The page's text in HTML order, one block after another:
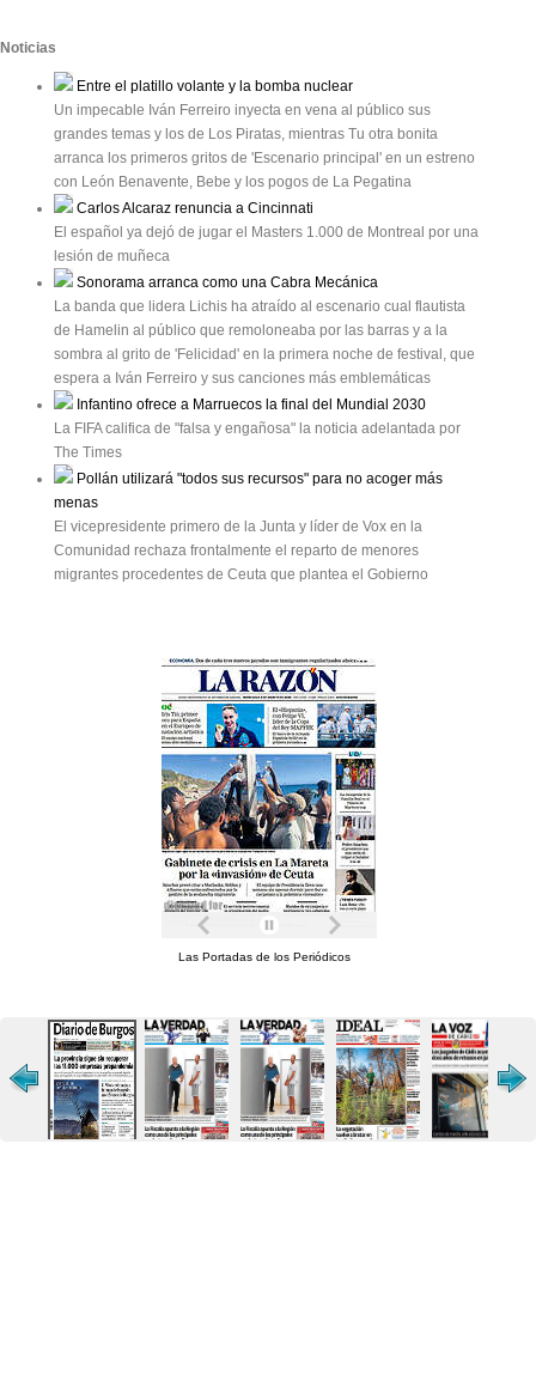
Noticias
Entre el platillo volante y la bomba nuclear
Un impecable Iván Ferreiro inyecta en vena al público sus
grandes temas y los de Los Piratas, mientras Tu otra bonita
arranca los primeros gritos de 'Escenario principal' en un estreno
con León Benavente, Bebe y los pogos de La Pegatina
Carlos Alcaraz renuncia a Cincinnati
El español ya dejó de jugar el Masters 1.000 de Montreal por una
lesión de muñeca
Sonorama arranca como una Cabra Mecánica
La banda que lidera Lichis ha atraído al escenario cual flautista
de Hamelin al público que remoloneaba por las barras y a la
sombra al grito de 'Felicidad' en la primera noche de festival, que
espera a Iván Ferreiro y sus canciones más emblemáticas
Infantino ofrece a Marruecos la final del Mundial 2030
La FIFA califica de "falsa y engañosa" la noticia adelantada por
The Times
Pollán utilizará "todos sus recursos" para no acoger más
menas
El vicepresidente primero de la Junta y líder de Vox en la
Comunidad rechaza frontalmente el reparto de menores
migrantes procedentes de Ceuta que plantea el Gobierno
Las Portadas de los Periódicos